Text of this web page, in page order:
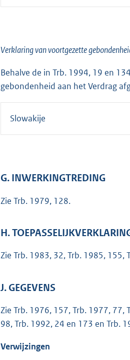
Verklaring van voortgezette
Behalve de in Trb. 1994, 19 en
gebondenheid aan het Verdrag
Slowakije
G. INWERKINGTREDING
Zie Trb. 1979, 128.
H.
Zie Trb. 1983, 32, Trb. 1985, 155,
J. GEGEVENS
Zie Trb. 1976, 157, Trb. 1977, 77,
98, Trb. 1992, 24 en 173 en Trb.
Verwijzingen